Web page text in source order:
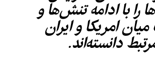
را با ادامه تنش‌ها و
امریکا و ایران
دانسته‌اند.